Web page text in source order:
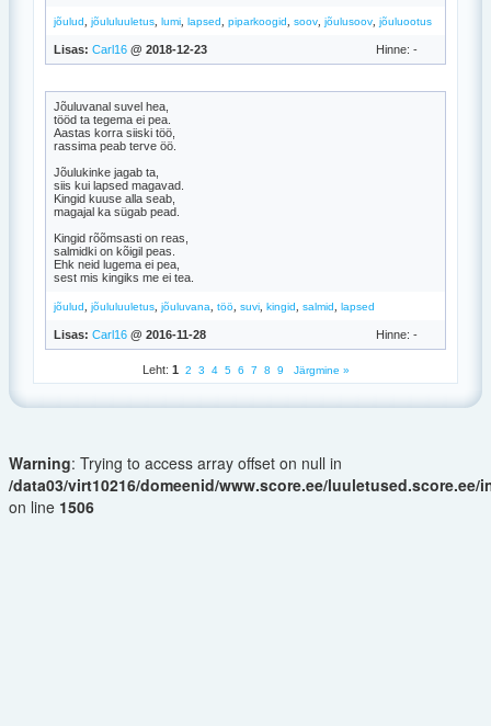
jõulud jõululuuletus lumi lapsed piparkoogid soov jõulusoov jõuluootus
Lisas: Carl16 @ 2018-12-23 Hinne: -
Jõuluvanal suvel hea,
tööd ta tegema ei pea.
Aastas korra siiski töö,
rassima peab terve öö.
Jõulukinke jagab ta,
siis kui lapsed magavad.
Kingid kuuse alla seab,
magajal ka sügab pead.
Kingid rõõmsasti on reas,
salmidki on kõigil peas.
Ehk neid lugema ei pea,
sest mis kingiks me ei tea.
jõulud jõululuuletus jõuluvana töö suvi kingid salmid lapsed
Lisas: Carl16 @ 2016-11-28 Hinne: -
Leht: 1 2 3 4 5 6 7 8 9 Järgmine »
Warning: Trying to access array offset on null in
/data03/virt10216/domeenid/www.score.ee/luuletused.score.ee/
on line 1506